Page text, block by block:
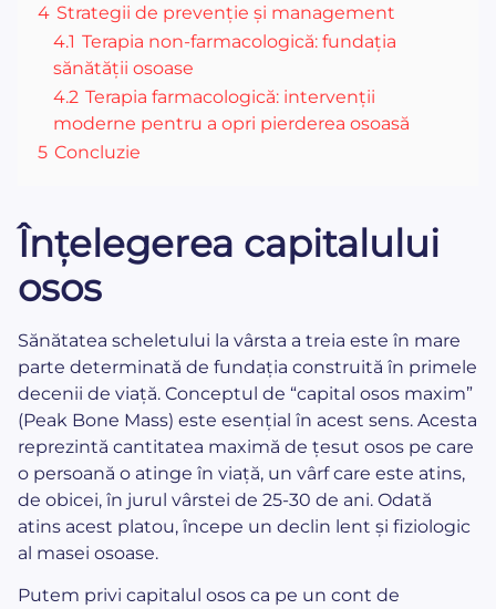
4 Strategii de prevenție și management
4.1 Terapia non-farmacologică: fundația
sănătății osoase
4.2 Terapia farmacologică: intervenții
moderne pentru a opri pierderea osoasă
5 Concluzie
Înțelegerea capitalului
osos
Sănătatea scheletului la vârsta a treia este în mare
parte determinată de fundația construită în primele
decenii de viață. Conceptul de “capital osos maxim”
(Peak Bone Mass) este esențial în acest sens. Acesta
reprezintă cantitatea maximă de țesut osos pe care
o persoană o atinge în viață, un vârf care este atins,
de obicei, în jurul vârstei de 25-30 de ani. Odată
atins acest platou, începe un declin lent și fiziologic
al masei osoase.
Putem privi capitalul osos ca pe un cont de